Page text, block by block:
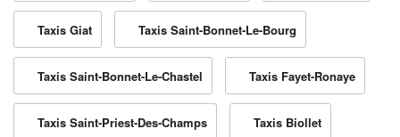
Taxis Giat Taxis Saint-Bonnet-Le-Bourg
Taxis Saint-Bonnet-Le-Chastel Taxis Fayet-Ronaye
Taxis Saint-Priest-Des-Champs Taxis Biollet